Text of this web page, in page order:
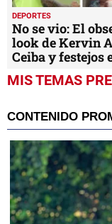
DEPORTES
No se vio: El
look de Kervin
Ceiba y festejos
MIS TEMAS